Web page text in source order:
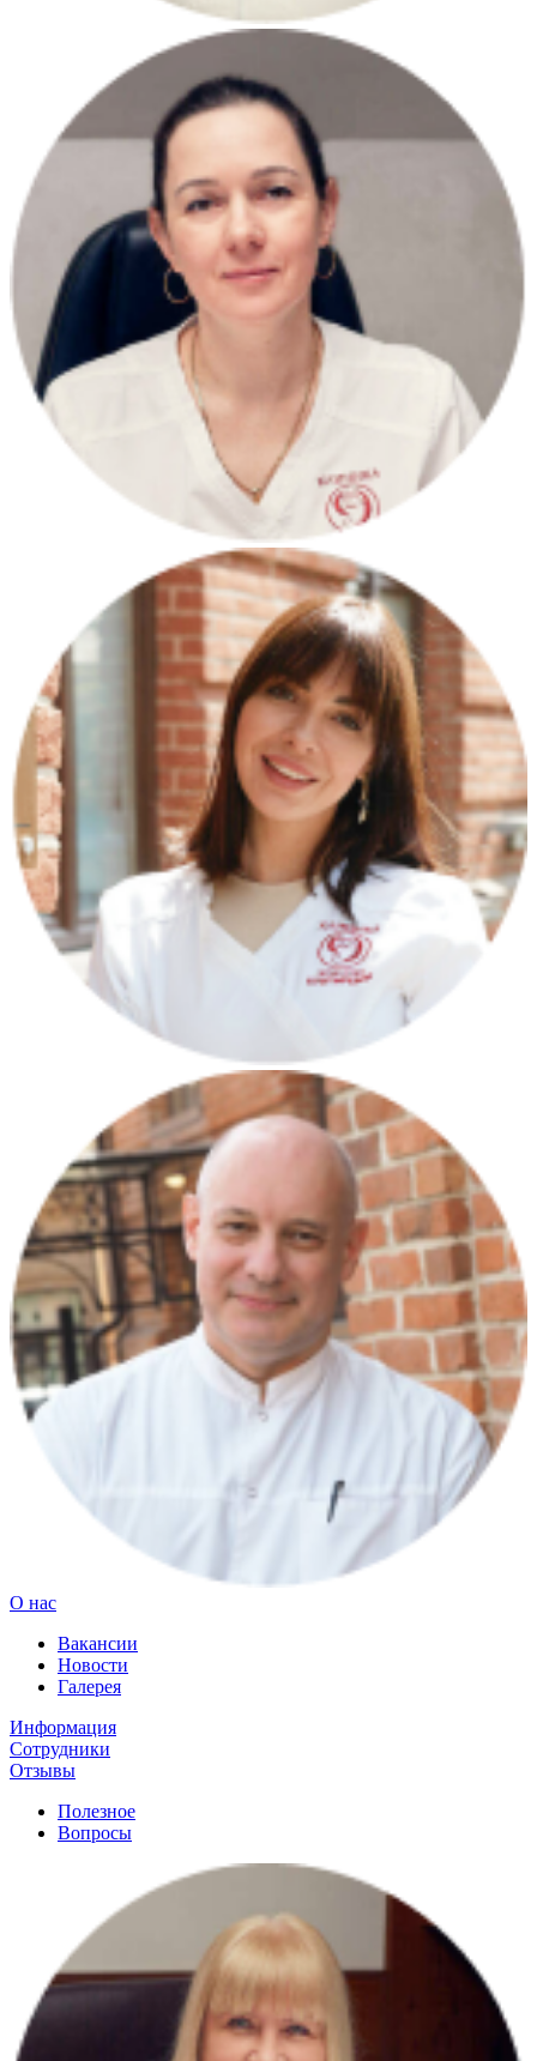
О нас
Вакансии
Новости
Галерея
Информация
Сотрудники
Отзывы
Полезное
Вопросы